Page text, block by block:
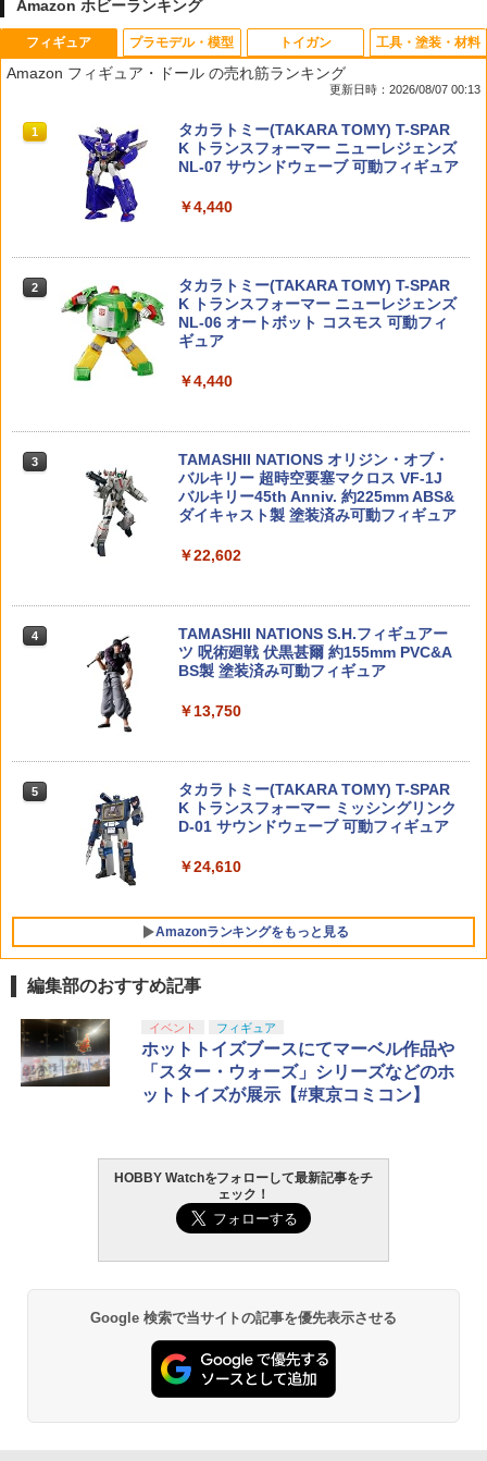
1
D-スタイル 『アーマード・コア』 ロー
ゼンタール タイプーオーギル ノブリ
ス・オブリージュ 【KP209X】 (プラモ
￥1,782
￥1,856
［LD009］ リトルアーモリーLD09M2
￥3,070
HG 1/144 『機動戦士ガンダム 閃光のハ
モデル)【クレジットカード決済限定】
O BANDAI SPIRITS(バンダイ スピリッ
ト プラモデル フィギュア 工作 ホビー メ
￥2,420
1
蓄光プロペラ！レッツゴーあひるちゃん{
玩具 おもちゃ }{ ギフト 誕生日 }{ 子ども
会 施設 }[ 子供会 保育園 幼稚園 景品 イ
指定不可】【不良対応不可】
￥188
ミックス エンスカイ Disney ディズニー
￥660
￥660
ポケモン30周年記念 モンコレ旅立ちの3
2026年10月予約 ガチャ【カルビー スナ
￥2,380
1
AIP 120% ノズルリターンスプリング Hi-
CAPA/MEU/1911◆東京マルイ GBB ハ
イキャパ/MEU/1911シリーズ対応 ピスト
￥600
ツ 電動ガン パーツ アーチウィック ライ
フル サブマシンガン サバゲー サバイバ
ルゲーム 海外製
ゲーター クリップ 蓄光】実用 ミリタリ
ー サバイバルゲーム サバゲ ワニ口 66ナ
イロン 手袋 メカニクス バイク サバゲ 装
備 登山
￥990
4
クラウンモデル スーパーライフルU10用
マウントベース
5
ZEXT ガンラック用 ロングフック 2本組
20cm BF90オプション[サバゲー サバイ
バルゲーム]
￥1,480
1
【ネコポス対応】OPTION No.1(オプシ
ョンNo.1)/NO-144/コネクタピン・リム
ーバー（タミヤ/ラージ）
￥525
ハイテックマルチプレックスジャパン A
￥5,880
ロント アッパーIアーム(レッド)
￥5,940
Holy Stone ドローン 100g未満 申請不
ドローン バッテリー3個 子供用 手投げテ
￥9,390
T-02シャーシ)【57938】 ラジコン
￥28,875
Amazon ホビーランキング
フィギュア
Amazon フィギュア・ドール の売れ筋ランキング
更新日時：2026/08/07 00:13
1
タカラトミー(TAKARA TOMY) T-SPAR
K トランスフォーマー ニューレジェンズ
NL-07 サウンドウェーブ 可動フィギュア
￥4,440
2
タカラトミー(TAKARA TOMY) T-SPAR
K トランスフォーマー ニューレジェンズ
NL-06 オートボット コスモス 可動フィ
ギュア
￥4,440
3
TAMASHII NATIONS オリジン・オブ・
バルキリー 超時空要塞マクロス VF-1J
バルキリー45th Anniv. 約225mm ABS&
ダイキャスト製 塗装済み可動フィギュア
￥22,602
4
TAMASHII NATIONS S.H.フィギュアー
ツ 呪術廻戦 伏黒甚爾 約155mm PVC&A
BS製 塗装済み可動フィギュア
￥13,750
5
タカラトミー(TAKARA TOMY) T-SPAR
K トランスフォーマー ミッシングリンク
D-01 サウンドウェーブ 可動フィギュア
￥24,610
Amazonランキングをもっと見る
プラモデル・模型
タカラトミー(TAKARA TOMY) T-SPAR
K REALIZE MODEL リアライズモデル Z
OIDS ゾイド RMZ-025 ライガーゼロフ
ァルコン (ZBF) 色分け済み プラキット
Blokees スター ウォーズ マンダロリア
ン&グローグー CC05 ディン ジャリン&
プラスチックモデル
BANDAI SPIRITS(バンダイ スピリッツ)
RG 機動戦士ガンダム 逆襲のシャア νガ
トイガン
東京マルイ(TOKYO MARUI) No.25 コル
ト ガバメント HG 18歳以上エアーHOP
ハンドガン
￥3,384
東京マルイ (TOKYO MARUI) ガスブロー
バックマシンガン No.14 20式 5.56mm
小銃 18歳以上 ガスブローバック
￥187,000
東京マルイ(TOKYO MARUI) No.21 H&K
USP HG 18歳以上エアーHOPハンドガン
￥3,409
工具・塗装・材料
GSIクレオス Mr.トップコート 水性プレ
ミアムトップコートスプレー 光沢 88ml
ホビー用仕上材 B601
￥748
LOCTITE(ロックタイト) シールはがし
プレミアム 220ml
タミヤ クラフトツールシリーズ No.123
先細薄刃ニッパー (ゲートカット用) プラ
モデル用工具 74123
編集部のおすすめ記事
イベント フィギュア
ホットトイズブースにてマーベル作品や
「スター・ウォーズ」シリーズなどのホ
ットトイズが展示【#東京コミコン】
HOBBY Watchをフォローして最新記事をチ
ェック！
Google 検索で当サイトの記事を優先表示させる